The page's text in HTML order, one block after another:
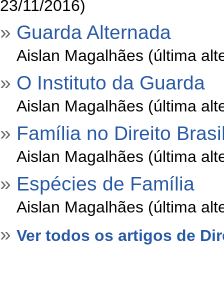
23/11/2016)
» Guarda Alternada
Aislan Magalhães (última
» O Instituto da Guarda
Aislan Magalhães (última
» Família no Direito
Aislan Magalhães (última
» Espécies de Família
Aislan Magalhães (última
» Ver todos os artigos de